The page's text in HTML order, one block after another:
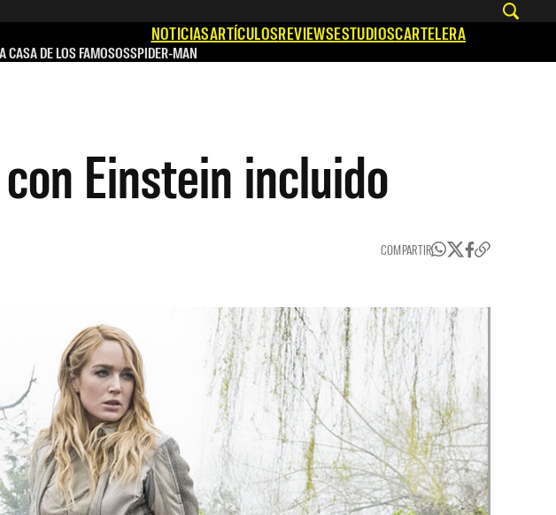
NOTICIASARTÍCULOSREVIEWSESTUDIOSCARTELERA
CASA DE LOS FAMOSOSSPIDER-MAN
Einstein incluido
COMPARTIR